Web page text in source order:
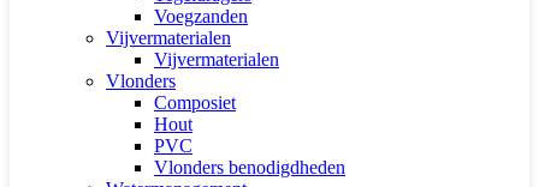
Voegzanden
Vijvermaterialen
Vijvermaterialen
Vlonders
Composiet
Hout
PVC
Vlonders benodigdheden